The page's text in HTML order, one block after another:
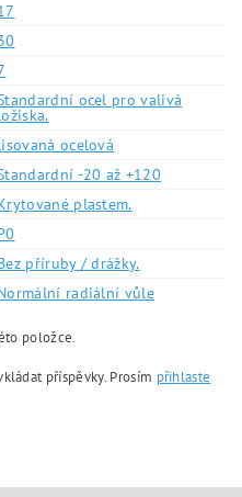
ocel pro valivá
ocelová
-20 až +120
plastem.
příruby / drážky.
radiální vůle
položce.
příspěvky. Prosím přihlaste